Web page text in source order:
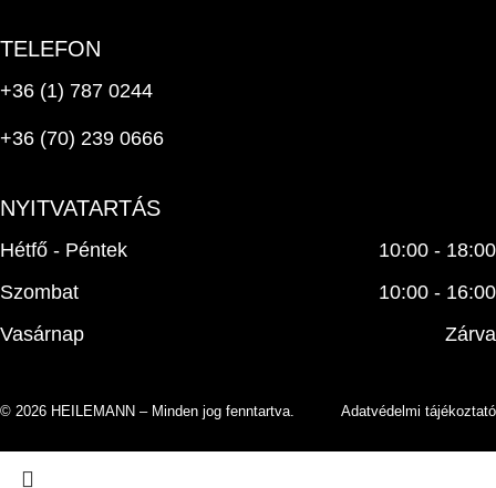
TELEFON
+36 (1) 787 0244
+36 (70) 239 0666
NYITVATARTÁS
Hétfő - Péntek
10:00 - 18:00
Szombat
10:00 - 16:00
Vasárnap
Zárva
© 2026 HEILEMANN – Minden jog fenntartva. Adatvédelmi tájékoztató